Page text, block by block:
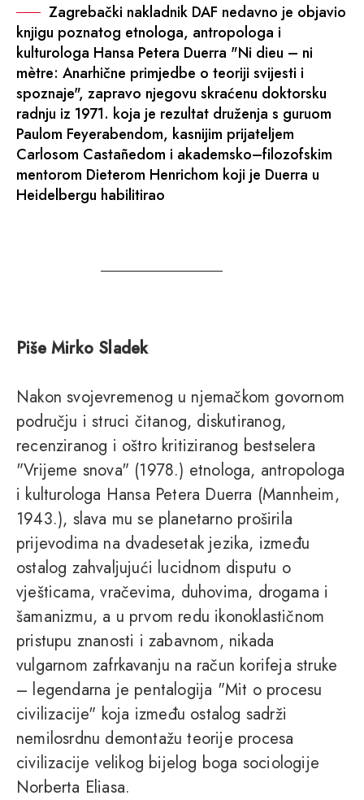
Zagrebački nakladnik DAF nedavno je objavio
knjigu poznatog etnologa, antropologa i
kulturologa Hansa Petera Duerra "Ni dieu – ni
mètre: Anarhične primjedbe o teoriji svijesti i
spoznaje", zapravo njegovu skraćenu doktorsku
radnju iz 1971. koja je rezultat druženja s guruom
Paulom Feyerabendom, kasnijim prijateljem
Carlosom Castañedom i akademsko–filozofskim
mentorom Dieterom Henrichom koji je Duerra u
Heidelbergu habilitirao
Piše Mirko Sladek
Nakon svojevremenog u njemačkom govornom
području i struci čitanog, diskutiranog,
recenziranog i oštro kritiziranog bestselera
"Vrijeme snova" (1978.) etnologa, antropologa
i kulturologa Hansa Petera Duerra (Mannheim,
1943.), slava mu se planetarno proširila
prijevodima na dvadesetak jezika, između
ostalog zahvaljujući lucidnom disputu o
vješticama, vračevima, duhovima, drogama i
šamanizmu, a u prvom redu ikonoklastičnom
pristupu znanosti i zabavnom, nikada
vulgarnom zafrkavanju na račun korifeja struke
– legendarna je pentalogija "Mit o procesu
civilizacije" koja između ostalog sadrži
nemilosrdnu demontažu teorije procesa
civilizacije velikog bijelog boga sociologije
Norberta Eliasa.